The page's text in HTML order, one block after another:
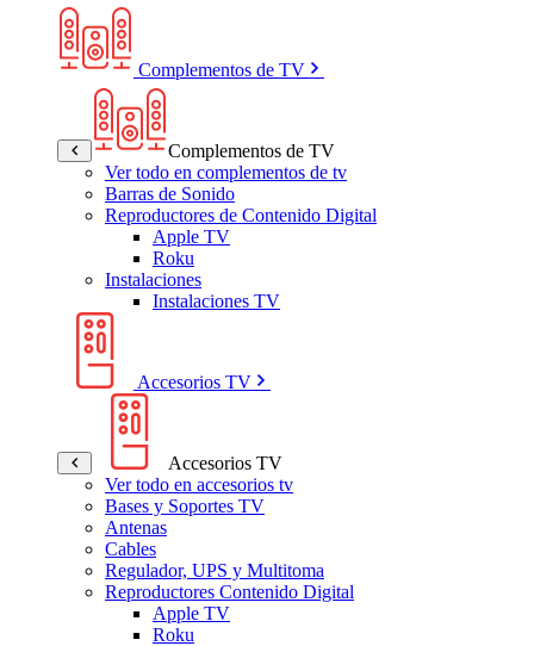
Complementos de TV
Complementos de TV
Ver todo en complementos de tv
Barras de Sonido
Reproductores de Contenido Digital
Apple TV
Roku
Instalaciones
Instalaciones TV
Accesorios TV
Accesorios TV
Ver todo en accesorios tv
Bases y Soportes TV
Antenas
Cables
Regulador, UPS y Multitoma
Reproductores Contenido Digital
Apple TV
Roku